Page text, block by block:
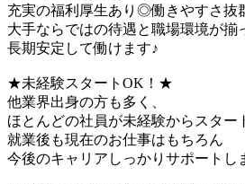
充実の福利厚生あり◎働きやすさ抜
大手ならではの待遇と職場環境が揃
長期安定して働けます♪
★未経験スタートOK！★
他業界出身の方も多く、
ほとんどの社員が未経験からスタ
就業後も現在のお仕事はもちろん
今後のキャリアしっかりサポートし